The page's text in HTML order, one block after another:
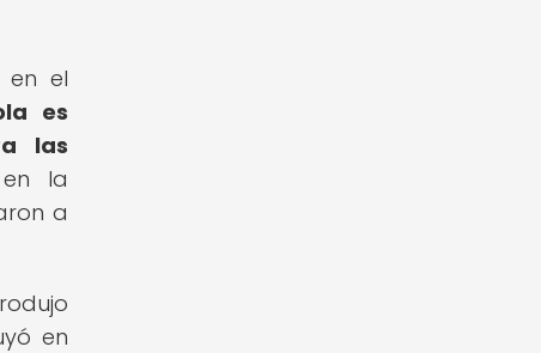
en el
es
las
la
a
en